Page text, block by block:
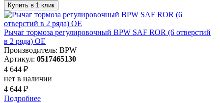
Купить в 1 клик
Рычаг тормоза регулировочный BPW SAF ROR (6 отверстий
в 2 ряда) OE
Производитель: BPW
Артикул: 0517465130
4 644 ₽
нет в наличии
4 644 ₽
Подробнее